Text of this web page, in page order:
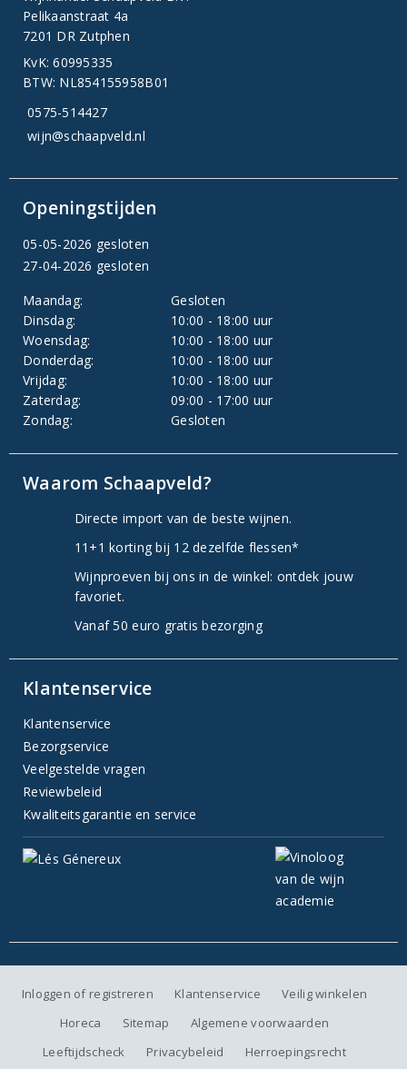
Pelikaanstraat 4a
7201 DR Zutphen
KvK: 60995335
BTW: NL854155958B01
0575-514427
wijn@schaapveld.nl
Openingstijden
05-05-2026 gesloten
27-04-2026 gesloten
Maandag:
Gesloten
Dinsdag:
10:00 - 18:00 uur
Woensdag:
10:00 - 18:00 uur
Donderdag:
10:00 - 18:00 uur
Vrijdag:
10:00 - 18:00 uur
Zaterdag:
09:00 - 17:00 uur
Zondag:
Gesloten
Waarom Schaapveld?
Directe import van de beste wijnen.
11+1 korting bij 12 dezelfde flessen*
Wijnproeven bij ons in de winkel: ontdek jouw
favoriet.
Vanaf 50 euro gratis bezorging
Klantenservice
Klantenservice
Bezorgservice
Veelgestelde vragen
Reviewbeleid
Kwaliteitsgarantie en service
Inloggen of registreren Klantenservice
Veilig winkelen
Horeca
Sitemap
Algemene voorwaarden
Leeftijdscheck
Privacybeleid Herroepingsrecht